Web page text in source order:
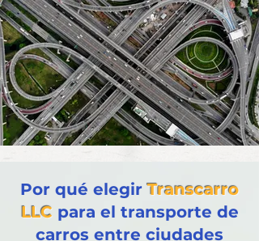
Por qué elegirTranscarro
LLC para el transporte de
carros entre ciudades